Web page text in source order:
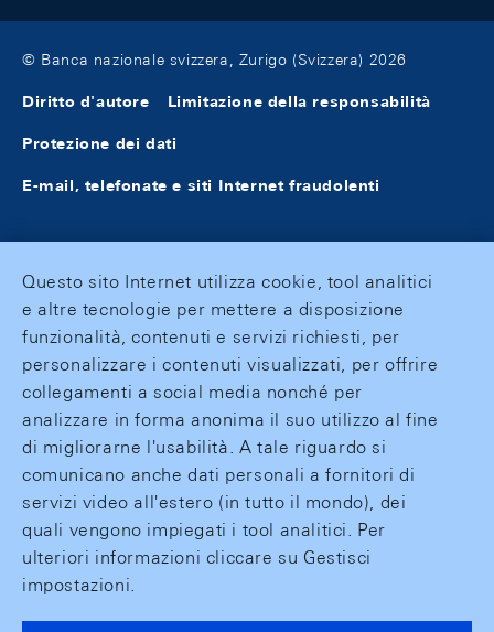
© Banca nazionale svizzera, Zurigo (Svizzera) 2026
Diritto d'autore Limitazione della responsabilità
Protezione dei dati
E-mail, telefonate e siti Internet fraudolenti
Questo sito Internet utilizza cookie, tool analitici
e altre tecnologie per mettere a disposizione
funzionalità, contenuti e servizi richiesti, per
personalizzare i contenuti visualizzati, per offrire
collegamenti a social media nonché per
analizzare in forma anonima il suo utilizzo al fine
di migliorarne l'usabilità. A tale riguardo si
comunicano anche dati personali a fornitori di
servizi video all'estero (in tutto il mondo), dei
quali vengono impiegati i tool analitici. Per
ulteriori informazioni cliccare su Gestisci
impostazioni.